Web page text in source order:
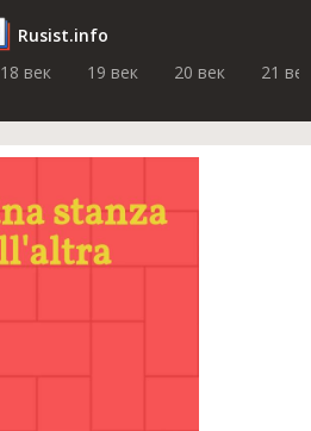
Rusist.info
18 век 19 век 20 век 21 век